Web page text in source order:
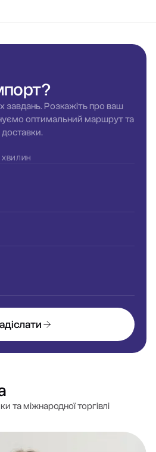
завдань. Розкажіть про ваш
оптимальний маршрут та
ХВИЛИН
та міжнародної торгівлі